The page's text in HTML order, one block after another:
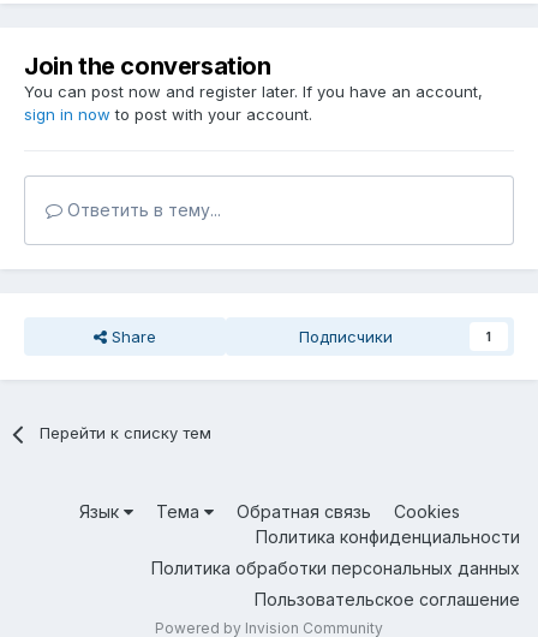
Join the conversation
You can post now and register later. If you have an account,
sign in now to post with your account.
Ответить в тему...
Share Подписчики 1
Перейти к списку тем
Язык Тема Обратная связь
Cookies
Политика конфиденциальности
Политика обработки персональных данных
Пользовательское соглашение
Powered by Invision Community